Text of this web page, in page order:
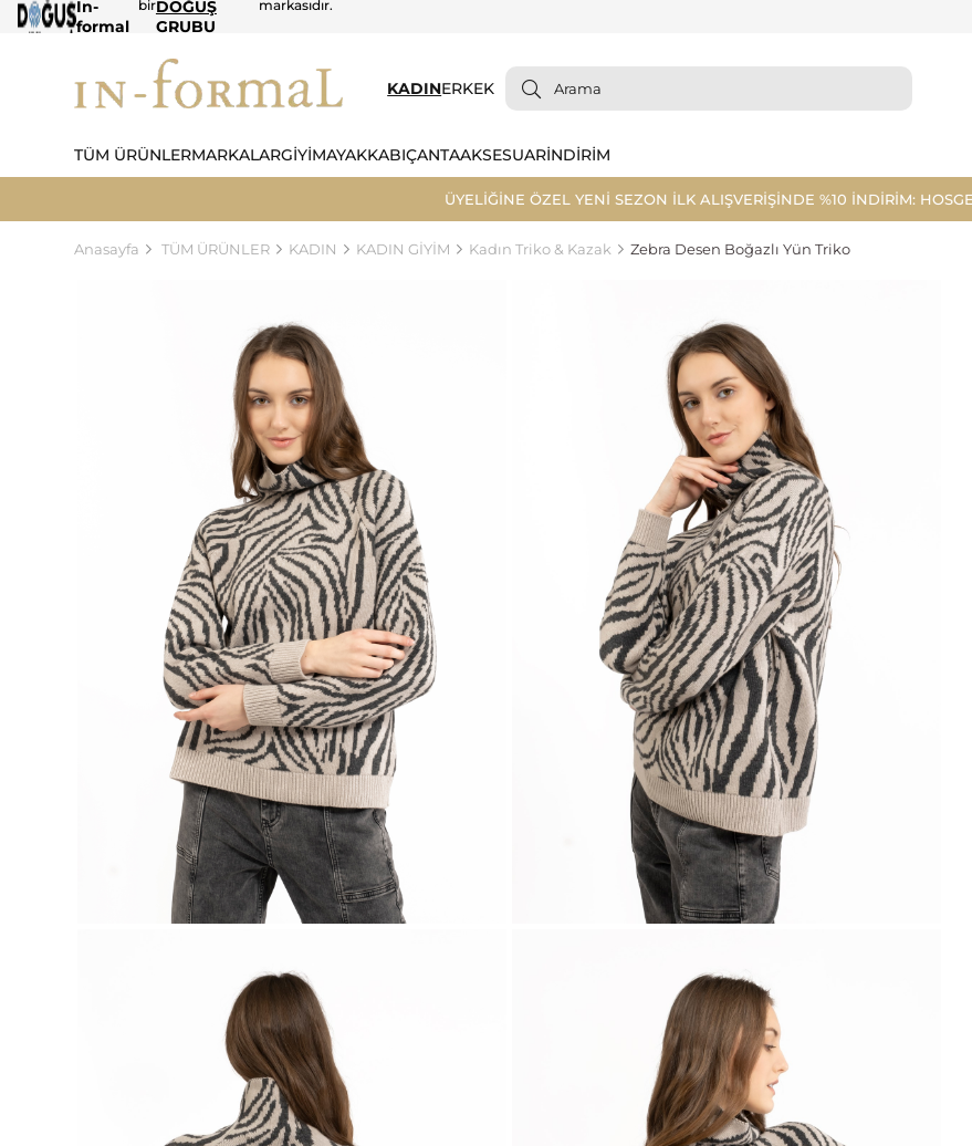
In-
formal
birDOĞUŞ
GRUBU
markasıdır.
KADINERKEK
TÜM ÜRÜNLERMARKALARGİYİMAYAKKABIÇANTAAKSESUARİNDİRİM
ÜYELİĞİNE ÖZEL YENİ SEZON İLK ALIŞVERİŞİNDE %10 İNDİRİM:
Anasayfa TÜM ÜRÜNLER KADIN KADIN GİYİM Kadın Triko & Kazak Zebra Desen Boğazlı Yün Triko